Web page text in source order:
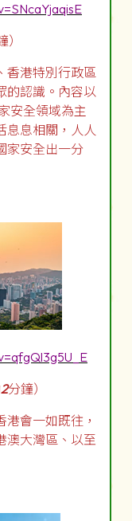
）
香港特別行政區
的認識。內容以
安全領域為主
息息相關，人人
家安全出一分
2分鐘）
會一如既往，
澳大灣區、以至